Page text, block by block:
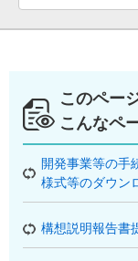
このペー
こんなペ
開発事業等の手
様式等のダウン
構想説明報告書